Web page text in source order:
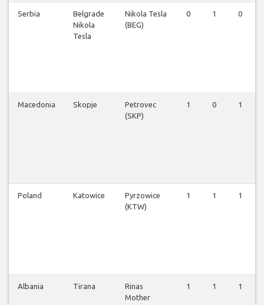
Serbia
Belgrade
Nikola
Tesla
Nikola Tesla
(BEG)
0 1 0
Macedonia Skopje
Petrovec
(SKP)
1 0 1
Poland Katowice
Pyrzowice
(KTW)
1 1 1
Albania Tirana
Rinas
Mother
1 1 1